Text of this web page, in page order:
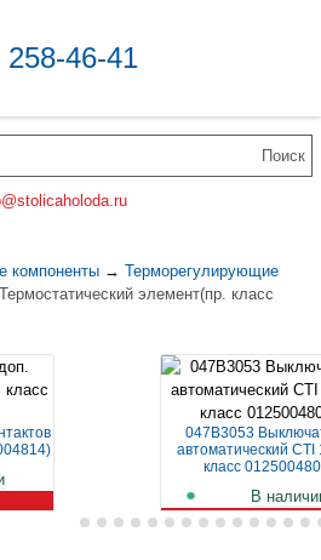
46-41
компоненты → Терморегулирующие
элемент(пр. класс
047B3053
автоматический CTI
класс
В
1 119 руб.